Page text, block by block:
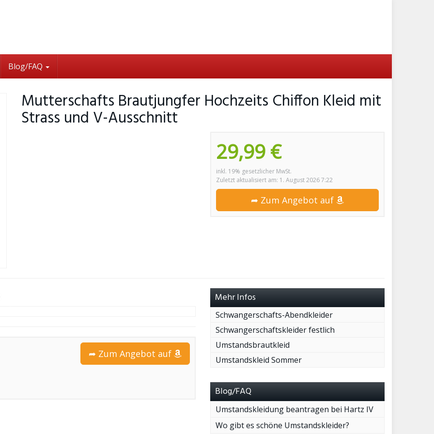
Blog/FAQ
Mutterschafts Brautjungfer Hochzeits Chiffon Kleid mit
Strass und V-Ausschnitt
29,99 €
inkl. 19% gesetzlicher MwSt.
Zuletzt aktualisiert am: 1. August 2026 7:22
➦ Zum Angebot auf
➦ Zum Angebot auf
Mehr Infos
Schwangerschafts-Abendkleider
Schwangerschaftskleider festlich
Umstandsbrautkleid
Umstandskleid Sommer
Blog/FAQ
Umstandskleidung beantragen bei Hartz IV
Wo gibt es schöne Umstandskleider?